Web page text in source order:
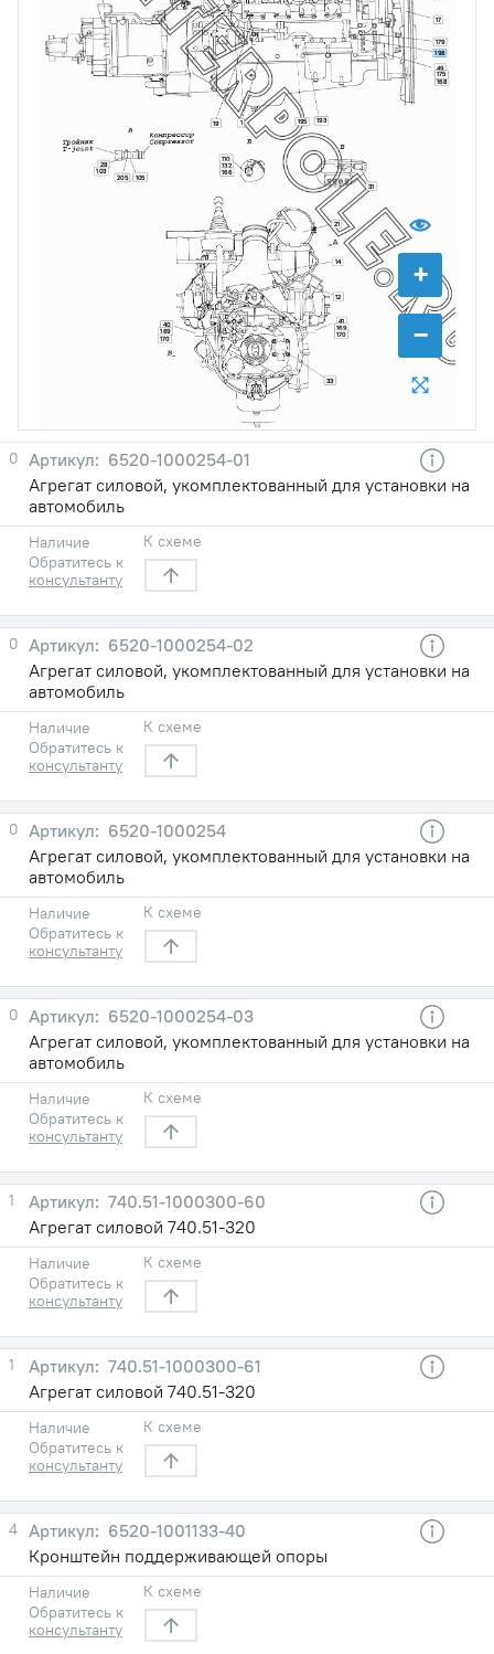
+
−
1
12
14
17
19
21
28
31
33
40 41
49
103
105
110
132
166
168
169
169 170
170
175
179
193
195
198
205
0
6520-1000254-01
Агрегат силовой, укомплектованный для установки на
автомобиль
Наличие
Обратитесь к
консультанту
К схеме
0
6520-1000254-02
Агрегат силовой, укомплектованный для установки на
автомобиль
Наличие
Обратитесь к
консультанту
К схеме
0
6520-1000254
Агрегат силовой, укомплектованный для установки на
автомобиль
Наличие
Обратитесь к
консультанту
К схеме
0
6520-1000254-03
Агрегат силовой, укомплектованный для установки на
автомобиль
Наличие
Обратитесь к
консультанту
К схеме
1
740.51-1000300-60
Агрегат силовой 740.51-320
Наличие
Обратитесь к
консультанту
К схеме
1
740.51-1000300-61
Агрегат силовой 740.51-320
Наличие
Обратитесь к
консультанту
К схеме
4
6520-1001133-40
Кронштейн поддерживающей опоры
Наличие
Обратитесь к
консультанту
К схеме